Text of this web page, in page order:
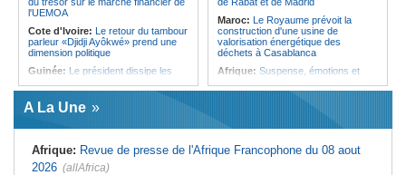
l'UEMOA
Cote d'Ivoire: Le retour du tambour
parleur «Djidji Ayôkwé» prend une
dimension politique
Guinée: Le président dissipe les
santé dans un message publié sur X
Sénégal:Des artistes outillés à
bancables
Sénégal:La 2e édition de la 'Soirée
du football au Sénégal' prévue mardi
à Dakar
Maroc: Le Royaume prévoit la
construction d'une usine de
valorisation énergétique des
déchets à Casablanca
Afrique: Suspense, émotions et
finalistes de la CAN Féminine
Afrique:CAN Féminine 2026 -
Priscille Kreto, la sérénité avant le
grand rendez-vous face à l'Algérie
A La Une
Afrique: Revue de presse de l'Afrique Francophone du 08 aout
2026 (allAfrica)